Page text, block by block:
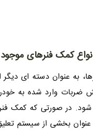
کمک فنرهای
به عنوان دسته ای دیگر
ضربات وارد شده به
شود. در صورتی که کمک
عنوان بخشی از سیستم